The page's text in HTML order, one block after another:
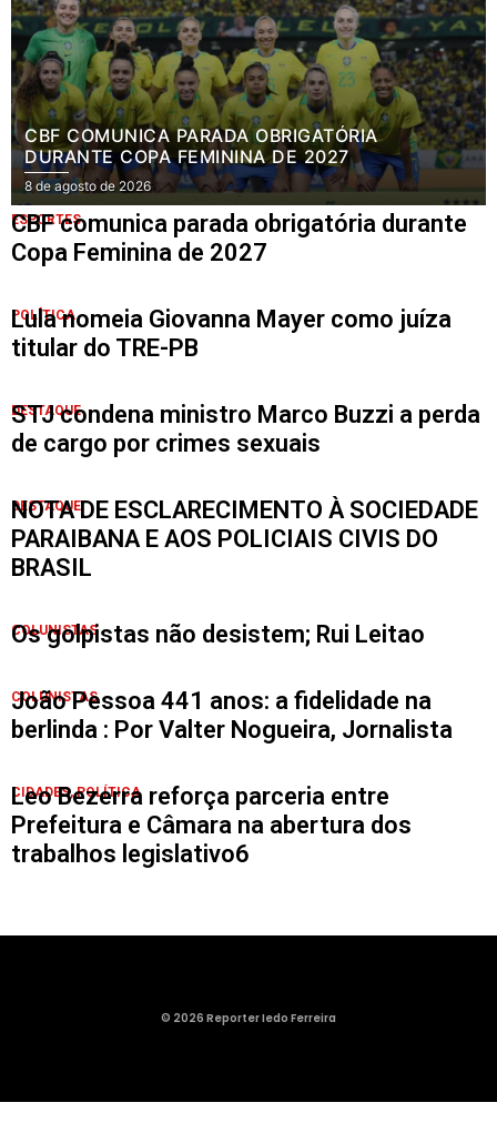
CBF COMUNICA PARADA OBRIGATÓRIA
DURANTE COPA FEMININA DE 2027
8 de agosto de 2026
ESPORTES
CBF comunica parada obrigatória durante
Copa Feminina de 2027
POLÍTICA
Lula nomeia Giovanna Mayer como juíza
titular do TRE-PB
DESTAQUE
STJ condena ministro Marco Buzzi a perda
de cargo por crimes sexuais
DESTAQUE
NOTA DE ESCLARECIMENTO À SOCIEDADE
PARAIBANA E AOS POLICIAIS CIVIS DO
BRASIL
COLUNISTAS
Os golpistas não desistem; Rui Leitao
COLUNISTAS
João Pessoa 441 anos: a fidelidade na
berlinda : Por Valter Nogueira, Jornalista
CIDADES,POLÍTICA
Leo Bezerra reforça parceria entre
Prefeitura e Câmara na abertura dos
trabalhos legislativo6
© 2026 Reporter Iedo Ferreira